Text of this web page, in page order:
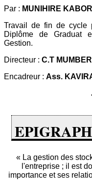
Par : MUNIHIRE
Travail de fin de cycle
Diplôme de Graduat
Gestion.
Directeur : C.T
Encadreur : Ass.
« La gestion des
l'entreprise ; il est
importance et ses